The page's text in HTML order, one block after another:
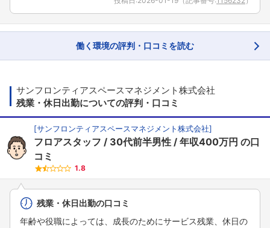
働く環境の評判・口コミを読む
サンフロンティアスペースマネジメント株式会社
残業・休日出勤についての評判・口コミ
[サンフロンティアスペースマネジメント株式会社]
フロアスタッフ 30代前半男性 年収400万円 の口
コミ
1.8
残業・休日出勤の口コミ
年齢や役職によっては、成長のためにサービス残業、休日の